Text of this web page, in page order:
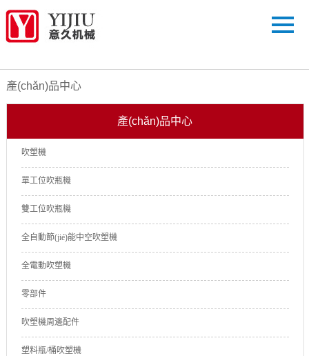
產(chǎn)品中心
產(chǎn)品中心
吹塑機
單工位吹瓶機
雙工位吹瓶機
全自動節(jié)能中空吹塑機
全電動吹塑機
零部件
吹塑機周邊配件
塑料瓶/桶吹塑機